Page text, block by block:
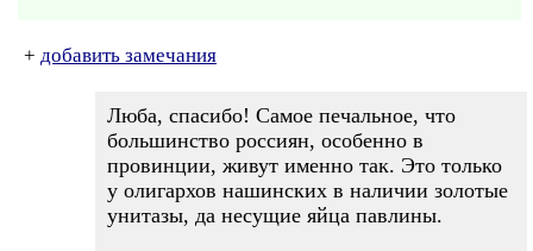
+ добавить замечания
Люба, спасибо! Самое печальное, что
большинство россиян, особенно в
провинции, живут именно так. Это только
у олигархов нашинских в наличии золотые
унитазы, да несущие яйца павлины.